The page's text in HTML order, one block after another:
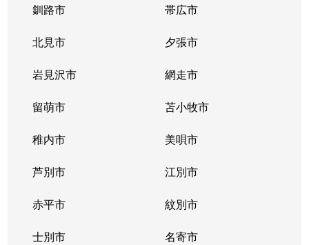
釧路市 帯広市
北見市 夕張市
岩見沢市 網走市
留萌市 苫小牧市
稚内市 美唄市
芦別市 江別市
赤平市 紋別市
士別市 名寄市